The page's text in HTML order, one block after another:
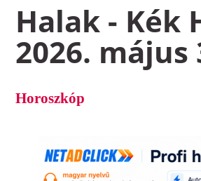
Halak - Kék
2026. május
Horoszkóp